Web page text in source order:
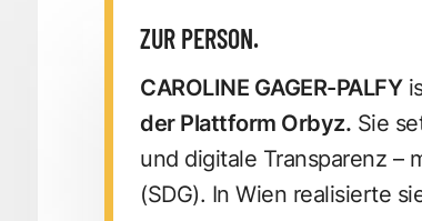
ZUR PERSON.
CAROLINE GAGER-PALFY
der Plattform Orbyz. Sie
und digitale Transparenz –
(SDG). In Wien realisierte